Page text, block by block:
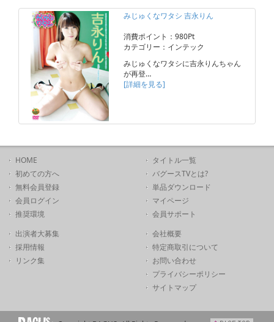
みじゅくなワタシ 吉永りん
消費ポイント：980Pt
カテゴリー：インテック
みじゅくなワタシに吉永りんちゃん
が再登…
[詳細を見る]
HOME
初めての方へ
無料会員登録
会員ログイン
推奨環境
タイトル一覧
バグースTVとは?
単品ダウンロード
マイページ
会員サポート
出演者大募集
採用情報
リンク集
会社概要
特定商取引について
お問い合わせ
プライバシーポリシー
サイトマップ